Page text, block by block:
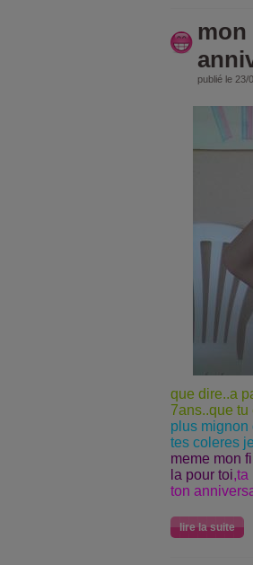
mon
publié le 23/
que dire..a
7ans..que
plus mignon
tes coleres
meme mon
la pour toi,ta
ton
lire la suite